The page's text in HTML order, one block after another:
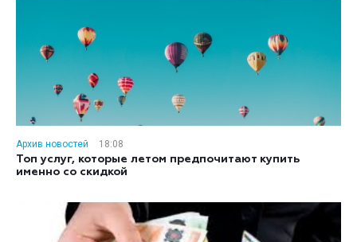
Архив новостей
18:08
Топ услуг, которые летом предпочитают купить
именно со скидкой